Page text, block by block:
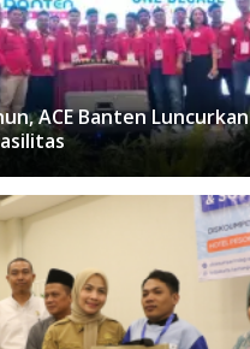
ACE Banten